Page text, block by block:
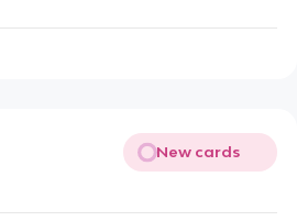
New cards